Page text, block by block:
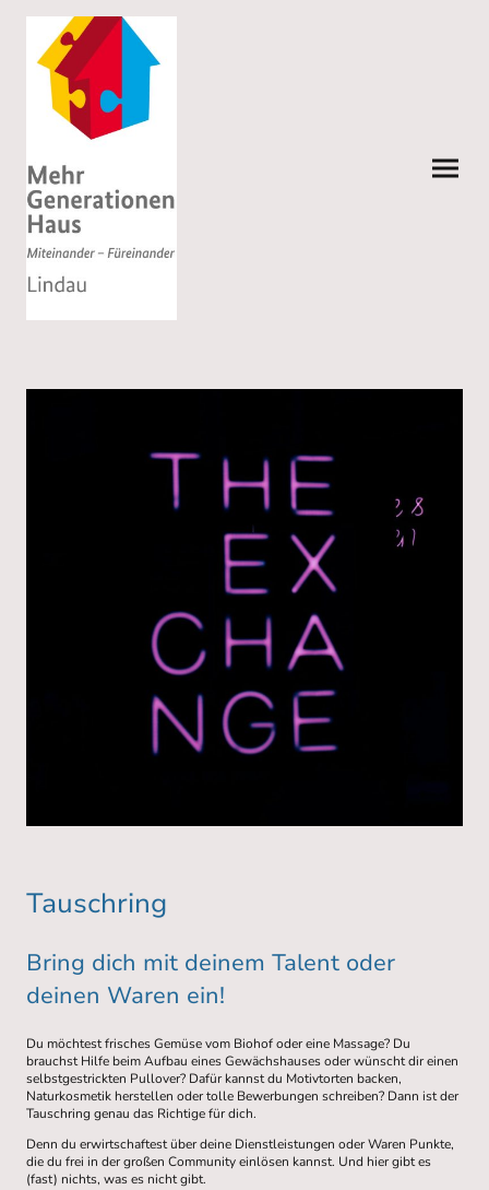
Tauschring
Bring dich mit deinem Talent oder
deinen Waren ein!
Du möchtest frisches Gemüse vom Biohof oder eine Massage? Du
brauchst Hilfe beim Aufbau eines Gewächshauses oder wünscht dir einen
selbstgestrickten Pullover? Dafür kannst du Motivtorten backen,
Naturkosmetik herstellen oder tolle Bewerbungen schreiben? Dann ist der
Tauschring genau das Richtige für dich.
Denn du erwirtschaftest über deine Dienstleistungen oder Waren Punkte,
die du frei in der großen Community einlösen kannst. Und hier gibt es
(fast) nichts, was es nicht gibt.